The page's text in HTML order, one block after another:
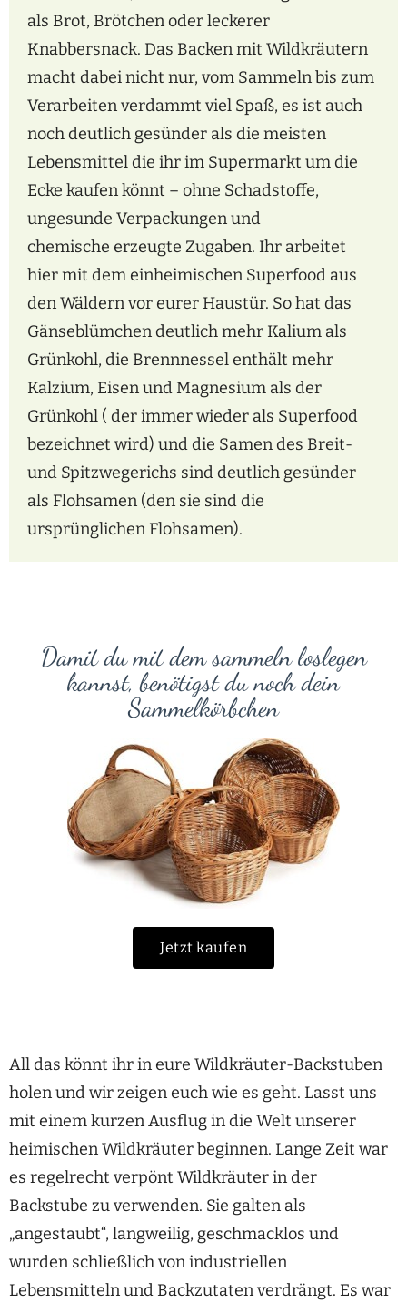
als Brot, Brötchen oder leckerer
Knabbersnack. Das Backenmit Wildkräutern
macht dabei nicht nur, vom Sammeln bis zum
Verarbeiten verdammt viel Spaß, es ist auch
noch deutlich gesünder als die meisten
Lebensmittel die ihr im Supermarkt um die
Ecke kaufen könnt – ohne Schadstoffe,
ungesunde Verpackungen und
chemische erzeugte Zugaben. Ihr arbeitet
hier mit dem einheimischen Superfood aus
den Wäldern vor eurer Haustür. So hat das
Gänseblümchen deutlich mehr Kalium als
Grünkohl, die Brennnessel enthält mehr
Kalzium, Eisen und Magnesium als der
Grünkohl ( der immerwieder als Superfood
bezeichnet wird) und die Samen des Breit-
und Spitzwegerichs sinddeutlich gesünder
als Flohsamen (den sie sind die
ursprünglichen Flohsamen).
Damit du mit dem sammeln loslegen
kannst, benötigst du noch dein
Sammelkörbchen
Jetzt kaufen
All das könnt ihr in eure Wildkräuter-Backstuben
holen und wir zeigen euch wie es geht. Lasst uns
mit einem kurzen Ausflug in die Welt unserer
heimischen Wildkräuter beginnen. Lange Zeit war
es regelrecht verpönt Wildkräuter in der
Backstube zu verwenden. Sie galten als
„angestaubt“, langweilig, geschmacklos und
wurden schließlich von industriellen
Lebensmitteln und Backzutaten verdrängt. Es war